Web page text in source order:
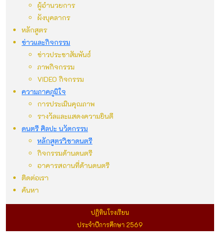
ผู้อำนวยการ
ผังบุคลากร
หลักสูตร
ข่าวและกิจกรรม
ข่าวประชาสัมพันธ์
ภาพกิจกรรม
VIDEO กิจกรรม
ความภาคภูมิใจ
การประเมินคุณภาพ
รางวัลและแสดงความยินดี
ดนตรี ศิลปะ นวัตกรรม
หลักสูตรวิชาดนตรี
กิจกรรมด้านดนตรี
อาคารสถานที่ด้านดนตรี
ติดต่อเรา
ค้นหา
ปฏิทินโรงเรียน
ประจำปีการศึกษา 2569